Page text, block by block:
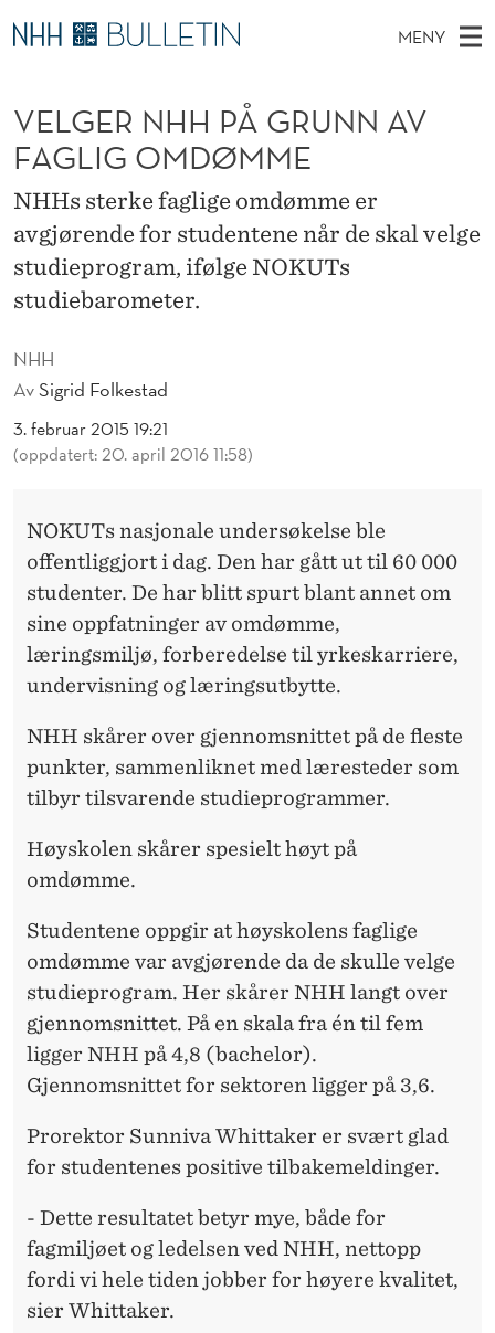
V
E
L
G
E
R
N
H
H
P
Å
G
MENY
V
E
D
M
E
N
K
N
E
T
T
S
E
E
Stipendiater og nye forskerprofiler
Disputaser
Ekspertutvalg
Om Bulletin
NHH
AvSigrid Folkestad
3. februar 2015 19:21
(oppdatert: 20. april 2016 11:58)
VELGER NHH PÅ GRUNN AV
FAGLIG OMDØMME
NHHs sterke faglige omdømme er
avgjørende for studentene når de skal velge
studieprogram, ifølge NOKUTs
studiebarometer.
NOKUTs nasjonale undersøkelse ble
offentliggjort i dag. Den har gått ut til 60 000
studenter. De har blitt spurt blant annet om
sine oppfatninger av omdømme,
læringsmiljø, forberedelse til yrkeskarriere,
undervisning og læringsutbytte.
NHH skårer over gjennomsnittet på de fleste
punkter, sammenliknet med læresteder som
tilbyr tilsvarende studieprogrammer.
Høyskolen skårer spesielt høyt på
omdømme.
Studentene oppgir at høyskolens faglige
omdømme var avgjørende da de skulle velge
studieprogram. Her skårer NHH langt over
gjennomsnittet. På en skala fra én til fem
ligger NHH på 4,8 (bachelor).
Gjennomsnittet for sektoren ligger på 3,6.
Prorektor Sunniva Whittaker er svært glad
for studentenes positive tilbakemeldinger.
- Dette resultatet betyr mye, både for
fagmiljøet og ledelsen ved NHH, nettopp
fordi vi hele tiden jobber for høyere kvalitet,
sier Whittaker.